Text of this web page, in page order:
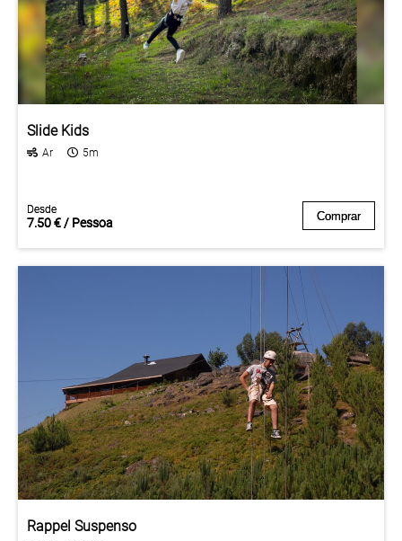
Slide Kids
Ar 5m
Desde
7.50 € / Pessoa Comprar
Desde
7.50 € / Pessoa Comprar
Rappel Suspenso